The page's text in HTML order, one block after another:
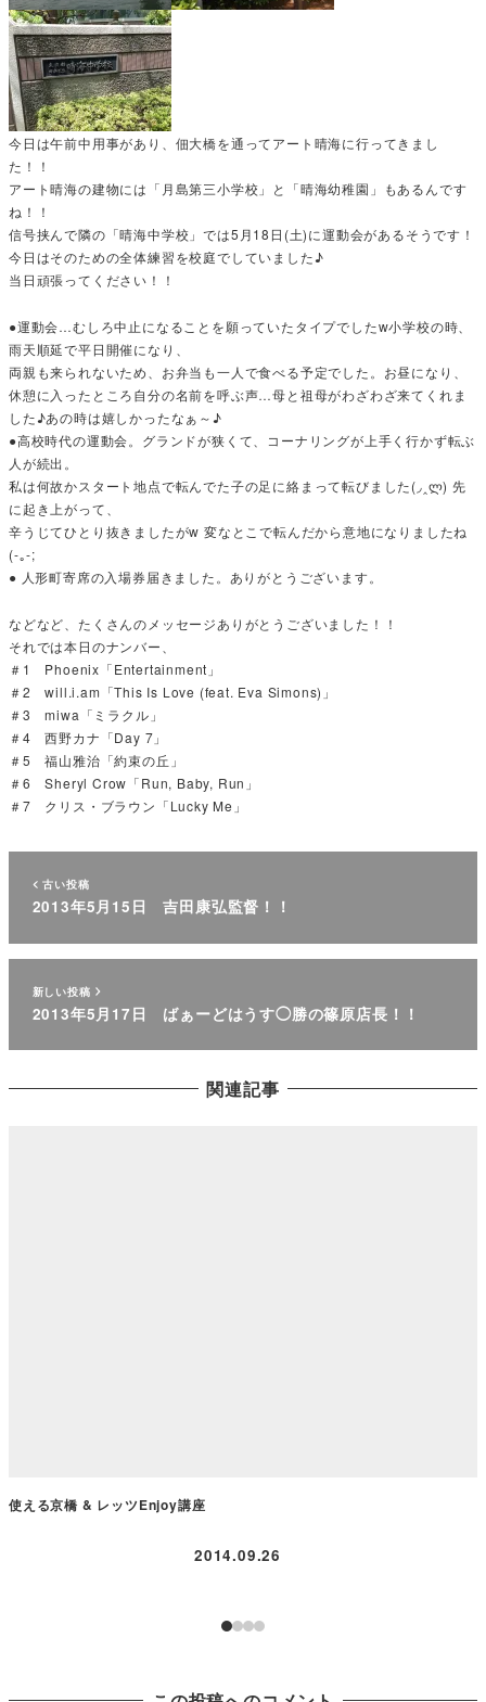
今日は午前中用事があり、佃大橋を通ってアート晴海に行ってきまし
た！！
アート晴海の建物には「月島第三小学校」と「晴海幼稚園」もあるんです
ね！！
信号挟んで隣の「晴海中学校」では5月18日(土)に運動会があるそうです！
今日はそのための全体練習を校庭でしていました♪
当日頑張ってください！！
●運動会…むしろ中止になることを願っていたタイプでしたw小学校の時、
雨天順延で平日開催になり、
両親も来られないため、お弁当も一人で食べる予定でした。お昼になり、
休憩に入ったところ自分の名前を呼ぶ声…母と祖母がわざわざ来てくれま
した♪あの時は嬉しかったなぁ～♪
●高校時代の運動会。グランドが狭くて、コーナリングが上手く行かず転ぶ
人が続出。
私は何故かスタート地点で転んでた子の足に絡まって転びました(◞‸ლ) 先
に起き上がって、
辛うじてひとり抜きましたがw 変なとこで転んだから意地になりましたね
(-｡-;
● 人形町寄席の入場券届きました。ありがとうございます。
などなど、たくさんのメッセージありがとうございました！！
それでは本日のナンバー、
＃1 Phoenix「Entertainment」
＃2 will.i.am「This Is Love (feat. Eva Simons)」
＃3 miwa「ミラクル」
＃4 西野カナ「Day 7」
＃5 福山雅治「約束の丘」
＃6 Sheryl Crow「Run, Baby, Run」
＃7 クリス・ブラウン「Lucky Me」
古い投稿
2013年5月15日 吉田康弘監督！！
新しい投稿
2013年5月17日 ばぁーどはうす◯勝の篠原店長！！
関連記事
使える京橋 & レッツEnjoy講座
2014.09.26